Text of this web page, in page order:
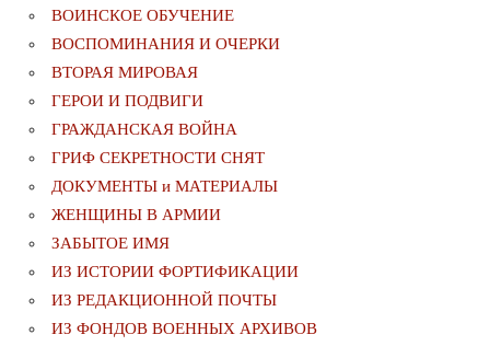
ВОИНСКОЕ ОБУЧЕНИЕ
ВОСПОМИНАНИЯ И ОЧЕРКИ
ВТОРАЯ МИРОВАЯ
ГЕРОИ И ПОДВИГИ
ГРАЖДАНСКАЯ ВОЙНА
ГРИФ СЕКРЕТНОСТИ СНЯТ
ДОКУМЕНТЫ и МАТЕРИАЛЫ
ЖЕНЩИНЫ В АРМИИ
ЗАБЫТОЕ ИМЯ
ИЗ ИСТОРИИ ФОРТИФИКАЦИИ
ИЗ РЕДАКЦИОННОЙ ПОЧТЫ
ИЗ ФОНДОВ ВОЕННЫХ АРХИВОВ